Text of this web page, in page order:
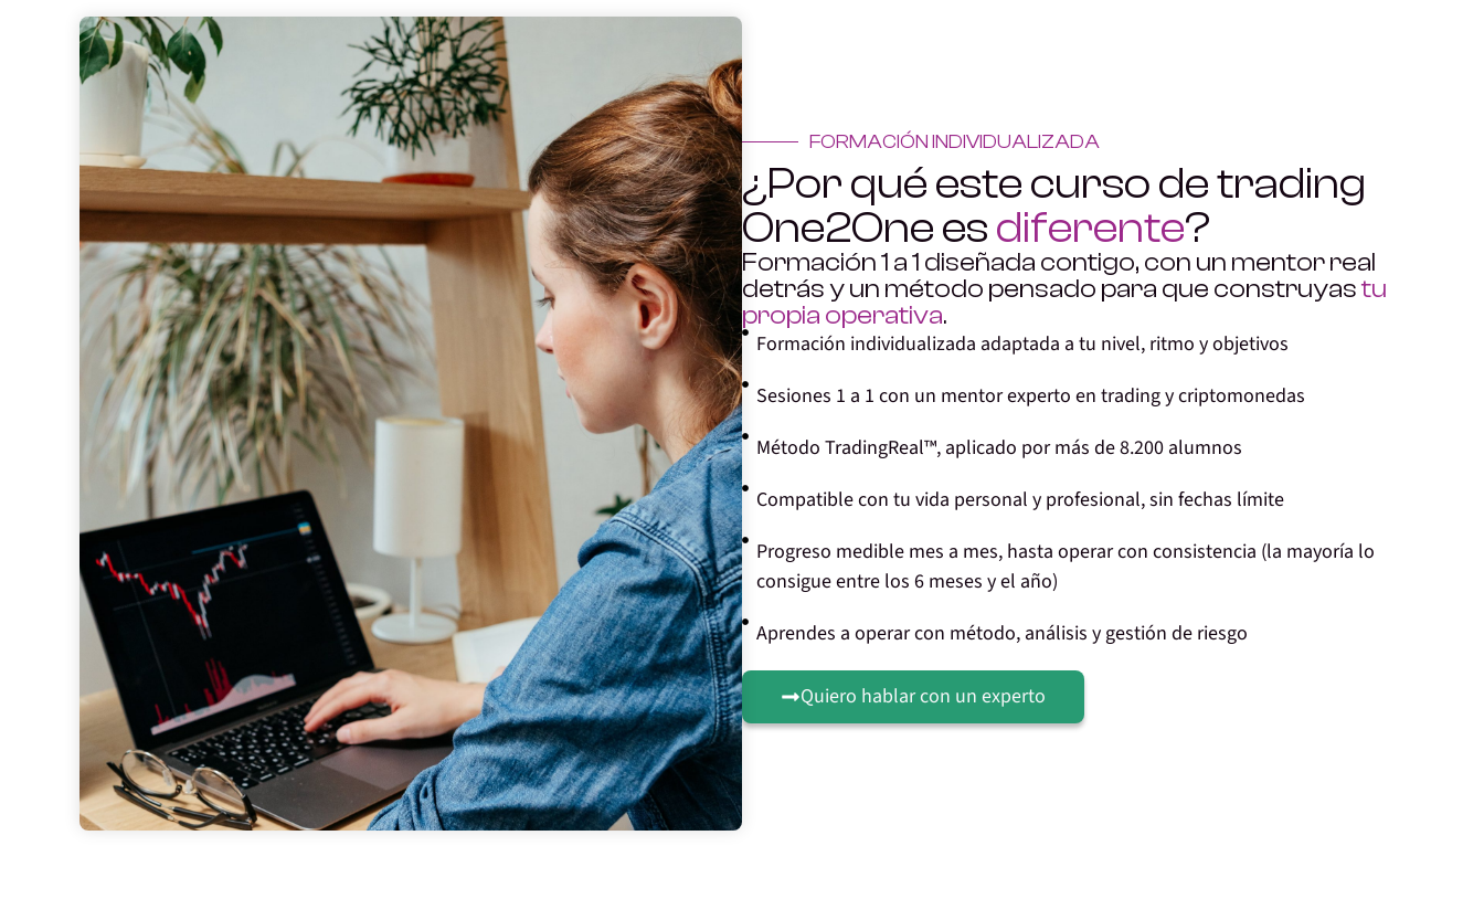
FORMACIÓN INDIVIDUALIZADA
¿Por qué este curso de trading
One2One esdiferente?
Formación 1 a 1 diseñada contigo, con un mentor real
detrás y un método pensado para que construyastu
propia operativa.
Formación individualizada adaptada a tu nivel, ritmo y objetivos
Sesiones 1 a 1 con un mentor experto en trading y criptomonedas
Método TradingReal™, aplicado por más de 8.200 alumnos
Compatible con tu vida personal y profesional, sin fechas límite
Progreso medible mes a mes, hasta operar con consistencia (la mayoría lo
consigue entre los 6 meses y el año)
Aprendes a operar con método, análisis y gestión de riesgo
Quiero hablar con un experto